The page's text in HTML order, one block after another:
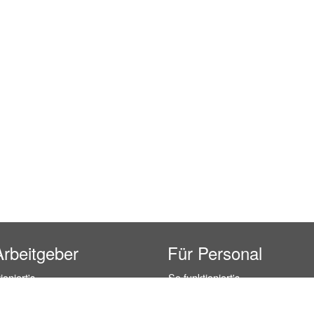
Für Personal
So funktioniert's